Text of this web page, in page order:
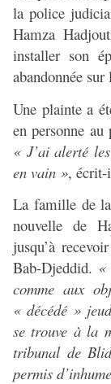
la police
Hamza
installer son
abandonnée
Une plainte a
en personne
« J’ai alerté
en vain »,
La famille de
nouvelle de
jusqu’à
Bab-Djeddid. «
comme aux
« décédé»
se trouve à la
tribunal de
permis